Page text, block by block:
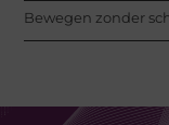
Bewegen zonder